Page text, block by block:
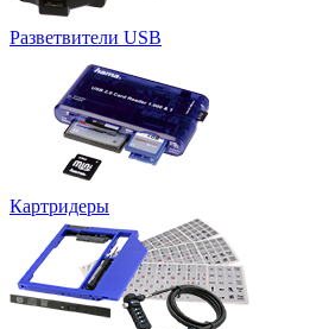
Разветвители USB
Картридеры